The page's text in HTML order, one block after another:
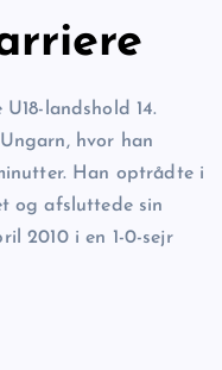
landshold 14.
hvor han
Han optrådte i
og afsluttede sin
2010 i en 1-0-sejr